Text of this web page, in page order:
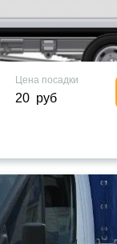
Цена посадки
20 руб